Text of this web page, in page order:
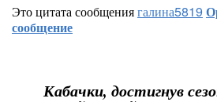
Это цитата сообщениягалина5819
сообщение
Кабачки, достигнув